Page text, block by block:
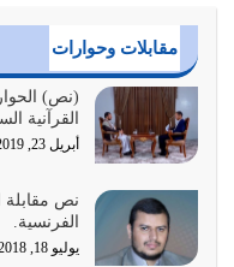
أغسطس 2, 2026
السبب الرئيسي لشقاء
لحدود الله بالإضافات
أغسطس 1, 2026
أبرز أسباب الشقاء هو
المتمثل في القرآن الكريم
يوليو 31, 2026
مقابلات وحوارات
(نص) الحوار
القرآنية
أبريل 23, 2019
نص مقابلة
الفرنسية.
يوليو 18, 2018